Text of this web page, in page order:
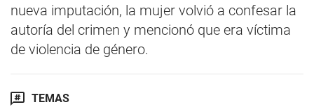
nueva imputación, la mujer volvió a confesar la
autoría del crimen y mencionó que era víctima
de violencia de género.
TEMAS